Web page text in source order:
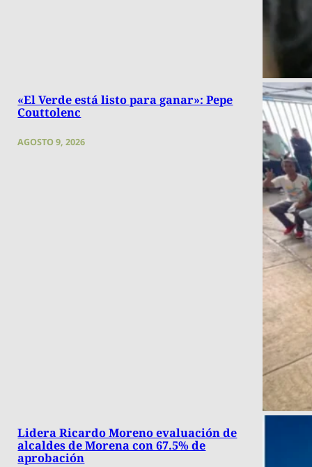
«El Verde está listo para ganar»: Pepe
Couttolenc
AGOSTO 9, 2026
Lidera Ricardo Moreno evaluación de
alcaldes de Morena con 67.5% de
aprobación